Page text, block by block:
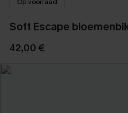
Soft Escape
42,00 €